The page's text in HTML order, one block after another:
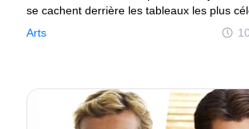
Arts
se cachent derrière les tableaux les plus
du monde. On parle des œuvres de
De Vinci, Michel-Ange, ou encore Picasso.
Rome. Après avoir dégusté de délicieuses
tu te diriges vers la chapelle Sixtine, qui
le plafond le plus célèbre du monde. As-tu